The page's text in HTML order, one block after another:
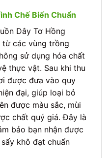
Chế Biến Chuẩn
Dây Tơ Hồng
các vùng trồng
sử dụng hóa chất
thực vật. Sau khi thu
được đưa vào quy
đại, giúp loại bỏ
được màu sắc, mùi
chất quý giá. Đây là
bảo bạn nhận được
khô đạt chuẩn